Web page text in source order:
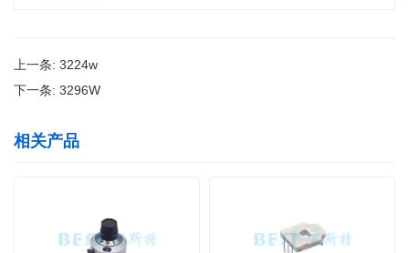
上一条: 3224w
下一条: 3296W
相关产品